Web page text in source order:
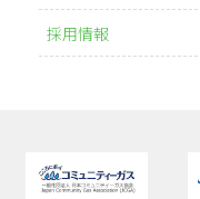
採用情報